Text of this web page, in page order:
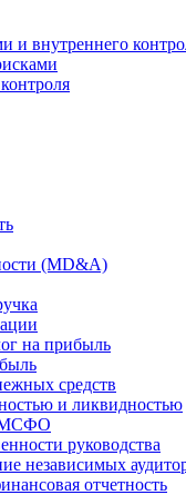
и внутреннего
(MD&A)
на прибыль
средств
и ликвидностью
МСФО
руководства
независимых
отчетность